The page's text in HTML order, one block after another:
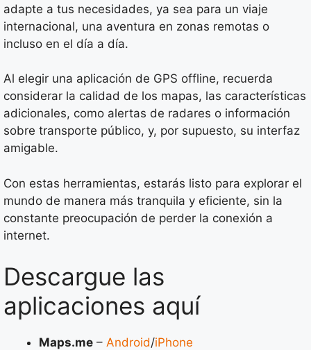
adapte a tus necesidades, ya sea para un viaje
internacional, una aventura en zonas remotas o
incluso en el día a día.
Al elegir una aplicación de GPS offline, recuerda
considerar la calidad de los mapas, las características
adicionales, como alertas de radares o información
sobre transporte público, y, por supuesto, su interfaz
amigable.
Con estas herramientas, estarás listo para explorar el
mundo de manera más tranquila y eficiente, sin la
constante preocupación de perder la conexión a
internet.
Descargue las
aplicaciones aquí
Maps.me – Android/iPhone